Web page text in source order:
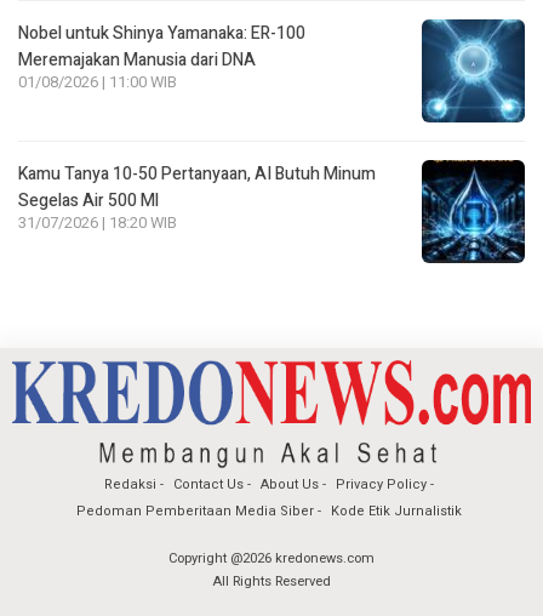
Nobel untuk Shinya Yamanaka: ER-100
Meremajakan Manusia dari DNA
01/08/2026 | 11:00 WIB
Kamu Tanya 10-50 Pertanyaan, AI Butuh Minum
Segelas Air 500 Ml
31/07/2026 | 18:20 WIB
Redaksi Contact Us About Us
Privacy Policy
Pedoman Pemberitaan Media Siber
Kode Etik Jurnalistik
Copyright @2026 kredonews.com
All Rights Reserved